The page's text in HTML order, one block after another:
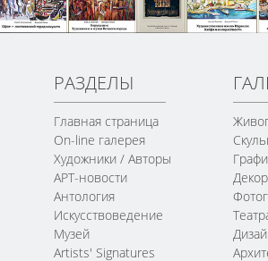
РАЗДЕЛЫ
Главная страница
On-line галерея
Художники / Авторы
АРТ-новости
Антология
Искусствоведение
Музей
Artists' Signatures